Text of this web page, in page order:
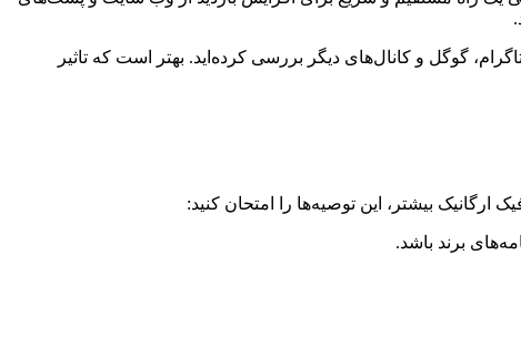
گوگل و کانال‌های دیگر بررسی کرده‌اید. بهتر است که تاثیر
ارگانیک بیشتر، این توصیه‌ها را امتحان کنید:
برند باشد.